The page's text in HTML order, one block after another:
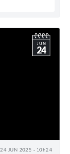
24 JUN 2025 - 10h24
JUN
24